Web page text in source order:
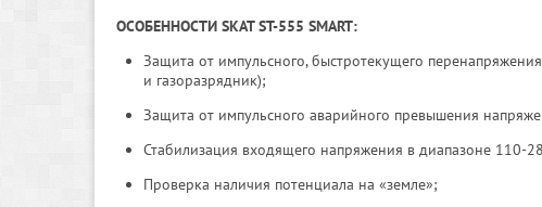
ОСОБЕННОСТИ SKAT ST-555 SMART:
Защита от импульсного, быстротекущего
и газоразрядник);
Защита от импульсного аварийного превышения
Стабилизация входящего напряжения в диапазоне 110-
Проверка наличия потенциала на «земле»;